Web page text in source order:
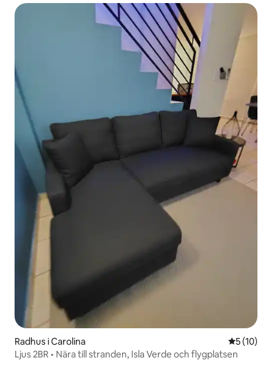
Radhus i Carolina 5 av 5 i
5 (10)
Ljus 2BR • Nära till stranden, Isla Verde och flygplatsen